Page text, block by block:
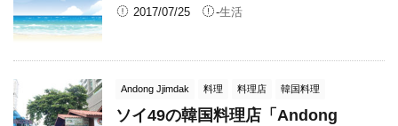
2017/07/25 -生活
Andong Jjimdak 料理 料理店 韓国料理
ソイ49の韓国料理店「Andong